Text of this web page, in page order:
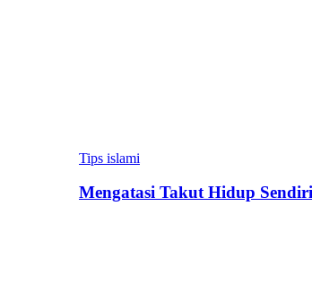
Tips islami
Mengatasi Takut Hidup